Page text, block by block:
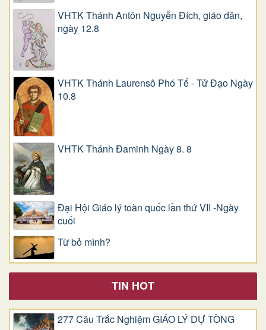
VHTK Thánh Antôn Nguyễn Ðích, giáo dân,
ngày 12.8
VHTK Thánh Laurensô Phó Tế - Tử Đạo Ngày
10.8
VHTK Thánh Đaminh Ngày 8. 8
Đại Hội Giáo lý toàn quốc lần thứ VII -Ngày
cuối
Từ bỏ mình?
TIN HOT
277 Câu Trắc Nghiệm GIÁO LÝ DỰ TÒNG